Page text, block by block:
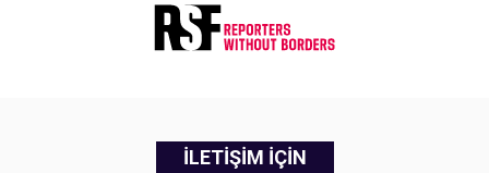
İLETİŞİM İÇİN